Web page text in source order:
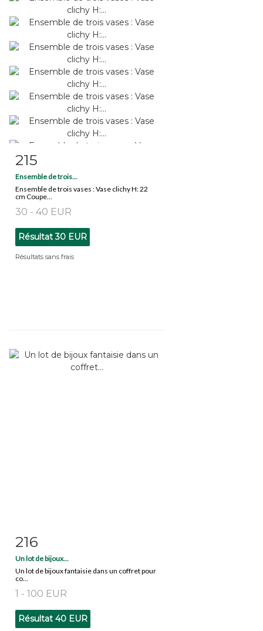
Fiche détaillée
215
Ensemble de trois...
Ensemble de trois vases : Vase clichy H: 22
cm Coupe...
30 - 40 EUR
Résultat30 EUR
Résultats sans frais
Fiche détaillée
216
Un lot de bijoux...
Un lot de bijoux fantaisie dans un coffret pour
co...
1 - 100 EUR
Résultat 40 EUR